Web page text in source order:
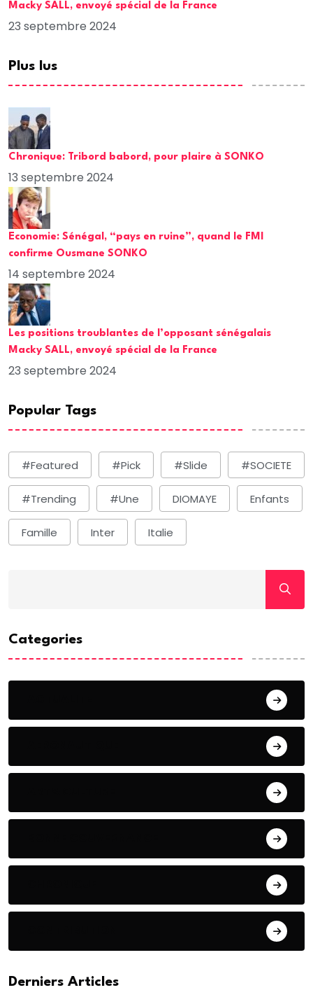
Macky SALL, envoyé spécial de la France
23 septembre 2024
Plus lus
Chronique: Tribord babord, pour plaire à SONKO
13 septembre 2024
Economie: Sénégal, “pays en ruine”, quand le FMI
confirme Ousmane SONKO
14 septembre 2024
Les positions troublantes de l’opposant sénégalais
Macky SALL, envoyé spécial de la France
23 septembre 2024
Popular Tags
#Featured #Pick #Slide #SOCIETE
#Trending #une DIOMAYE Enfants
Famille Inter Italie
Categories
Derniers Articles